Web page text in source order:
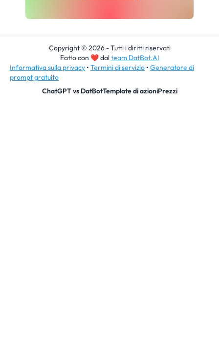
Copyright © 2026 - Tutti i diritti riservati
Fatto con ❤dalteam DatBot.AI
Informativa sulla privacy • Termini di servizio • Generatore di
prompt gratuito
ChatGPT vs DatBotTemplate di azioniPrezzi